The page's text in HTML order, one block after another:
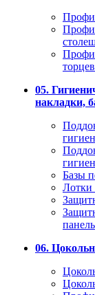
05.
накладки,
Базы
Лотки
панель
06.